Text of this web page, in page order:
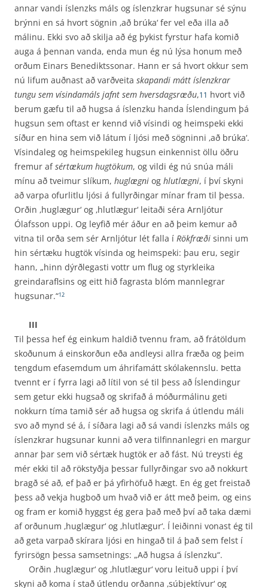
annar vandi íslenzks máls og íslenzkrar hugsunar sé sýnu
brýnni en sá hvort sögnin ‚að brúka‘ fer vel eða illa að
málinu. Ekki svo að skilja að ég þykist fyrstur hafa komið
auga á þennan vanda, enda mun ég nú lýsa honum með
orðum Einars Benediktssonar. Hann er sá hvort okkur sem
nú lifum auðnast að varðveita skapandi mátt íslenzkrar
tungu sem vísindamáls jafnt sem hversdagsræðu,11 hvort við
berum gæfu til að hugsa á íslenzku handa Íslendingum þá
hugsun sem oftast er kennd við vísindi og heimspeki ekki
síður en hina sem við látum í ljósi með sögninni ‚að brúka‘.
Vísindaleg og heimspekileg hugsun einkennist öllu öðru
fremur afsértækum hugtökum, og vildi ég nú snúa máli
mínu að tveimur slíkum, huglægni og hlutlægni, í því skyni
að varpa ofurlitlu ljósi á full­yrðingar mínar fram til þessa.
Orðin ‚huglægur‘ og ‚hlutlægur‘ leitaði séra Arnljótur
Ólafsson uppi. Og leyfið mér áður en að þeim kemur að
vitna til orða sem sér Arnljótur lét falla í Rökfræði sinni um
hin sértæku hugtök vísinda og heimspeki: þau eru, segir
hann, „hinn dýrðlegasti vottr um flug og styrkleika
greindaraflsins og eitt hið fagrasta blóm mannlegrar
hugsunar.“12
III
Til þessa hef ég einkum haldið tvennu fram, að frátöldum
skoðunum á einskorðun eða andleysi allra fræða og þeim
tengdum efasemdum um áhrifamátt skólakennslu. Þetta
tvennt er í fyrra lagi að lítil von sé til þess að Íslendingur
sem getur ekki hugsað og skrifað á móðurmálinu geti
nokkurn tíma tamið sér að hugsa og skrifa á útlendu máli
svo að mynd sé á, í síðara lagi að sá vandi íslenzks máls og
íslenzkrar hugsunar kunni að vera tilfinnanlegri en margur
annar þar sem við sértæk hugtök er að fást. Nú treysti ég
mér ekki til að rökstyðja þessar fullyrðingar svo að nokkurt
bragð sé að, ef það er þá yfirhöfuð hægt. En ég get freistað
þess að vekja hugboð um hvað við er átt með þeim, og eins
og fram er komið hyggst ég gera það með því að taka dæmi
af orðunum ‚huglægur‘ og ‚hlutlægur‘. Í leiðinni vonast ég til
að geta varpað skírara ljósi en hingað til á það sem felst í
fyrirsögn þessa samsetnings: „Að hugsa á íslenzku“.
Orðin ‚huglægur‘ og ‚hlutlægur‘ voru leituð uppi í því
skyni að koma í stað útlendu orðanna ‚súbjektívur‘ og